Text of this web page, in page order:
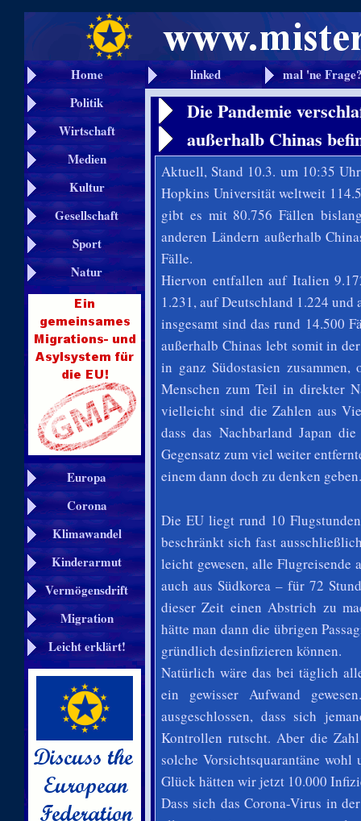
Home linked
mal 'ne
Politik
Wirtschaft
Medien
Kultur
Gesellschaft
Sport
Natur
Europa
Corona
Klimawandel
Kinderarmut
Vermögensdrift
Migration
Leicht erklärt!
Die Pandemie
außerhalb Chinas
Aktuell, Stand 10.3. um 10:35
Hopkins Universität weltweit
gibt es mit 80.756 Fällen
anderen Ländern außerhalb
Fälle.
Hiervon entfallen auf Italien
1.231, auf Deutschland 1.224 und
insgesamt sind das rund 14.500
außerhalb Chinas lebt somit in
in ganz Südostasien
Menschen zum Teil in direkter
vielleicht sind die Zahlen aus
dass das Nachbarland Japan
Gegensatz zum viel weiter
einem dann doch zu denken geben.
Die EU liegt rund 10
beschränkt sich fast
leicht gewesen, alle Flugreisende
auch aus Südkorea – für 72
dieser Zeit einen Abstrich zu
hätte man dann die übrigen
gründlich desinfizieren können.
Natürlich wäre das bei täglich
ein gewisser Aufwand
ausgeschlossen, dass sich
Kontrollen rutscht. Aber die
solche Vorsichtsquarantäne
Glück hätten wir jetzt 10.000
Dass sich das Corona-Virus in